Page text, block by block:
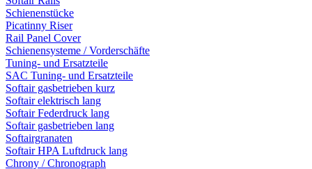
Schienenstücke
Picatinny Riser
Rail Panel Cover
Schienensysteme / Vorderschäfte
Tuning- und Ersatzteile
SAC Tuning- und Ersatzteile
Softair gasbetrieben kurz
Softair elektrisch lang
Softair Federdruck lang
Softair gasbetrieben lang
Softairgranaten
Softair HPA Luftdruck lang
Chrony / Chronograph